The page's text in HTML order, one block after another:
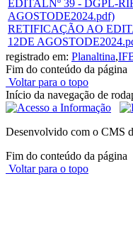
RETIFICAÇÃO AO
12DE
registrado em: Planaltina,
Fim do conteúdo da página
Voltar para o topo
Início da navegação de
Desenvolvido com o CMS
Fim do conteúdo da página
Voltar para o topo